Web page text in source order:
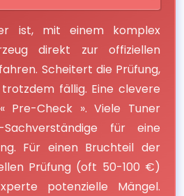
ist, mit einem komplex
direkt zur offiziellen
Scheitert die Prüfung,
fällig. Eine clevere
Pre-Check ». Viele Tuner
für eine
Für einen Bruchteil der
Prüfung (oft 50-100 €)
potenzielle Mängel.